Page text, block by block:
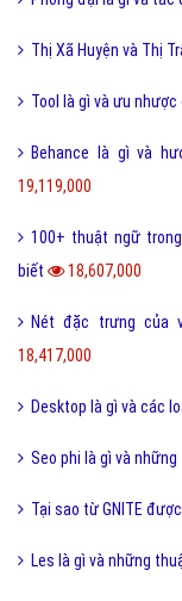
Thị Xã Huyện và Thị
Tool là gì và ưu
Behance là gì và
19,119,000
100+ thuật ngữ
biết
18,607,000
Nét đặc trưng của
18,417,000
Desktop là gì và các
Seo phi là gì và
Tại sao từ GNITE
Les là gì và những